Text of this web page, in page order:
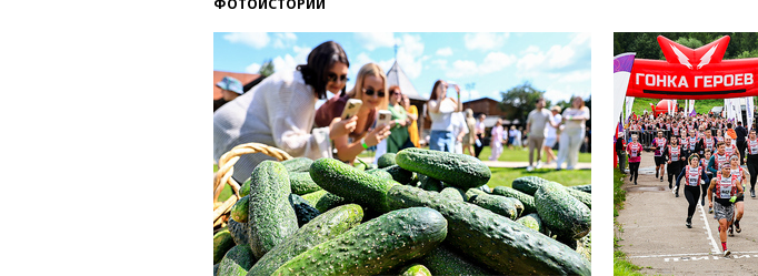
ФОТОИСТОРИИ